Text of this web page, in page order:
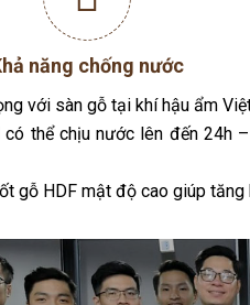
có thể chịu nước lên đến 24h
1ST FLOOR